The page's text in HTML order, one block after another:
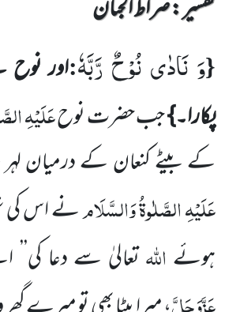
تفسیر : ‎صراط الجنان
{وَ نَادٰى نُوْحٌ رَّبَّهٗ:اور
پکارا۔}جب حضرت نوحعَلَیْہِ
کے بیٹے کنعان کے درمیان
عَلَیْہِ الصَّلٰوۃُ وَالسَّلَامنے اس کی
ہوئے اللہتعالیٰ سے دعا